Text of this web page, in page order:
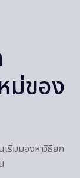
ม่ของ
ริ่มมองหาวิธียก